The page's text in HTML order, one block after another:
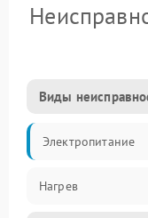
Виды
Электропитание
Нагрев